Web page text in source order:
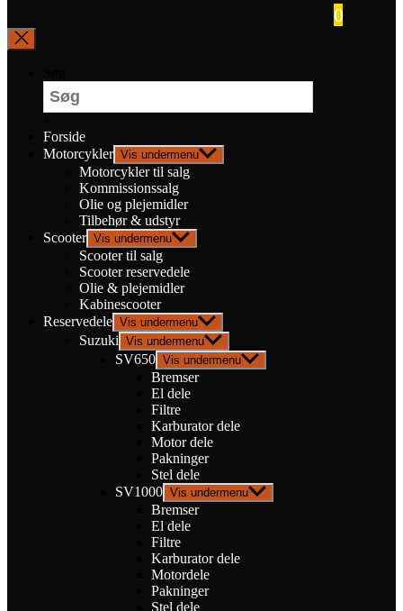
0
Forside
Motorcykler Vis undermenu
Motorcykler til salg
Kommissionssalg
Olie og plejemidler
Tilbehør & udstyr
Scooter Vis undermenu
Scooter til salg
Scooter reservedele
Olie & plejemidler
Kabinescooter
Reservedele Vis undermenu
Suzuki Vis undermenu
SV650 Vis undermenu
Bremser
El dele
Filtre
Karburator dele
Motor dele
Pakninger
Stel dele
SV1000 Vis undermenu
Bremser
El dele
Filtre
Karburator dele
Motordele
Pakninger
Stel dele